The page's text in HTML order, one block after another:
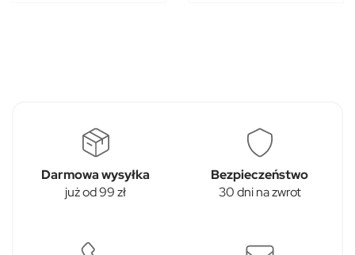
Darmowa wysyłka
już od 99 zł
Bezpieczeństwo
30 dni na zwrot